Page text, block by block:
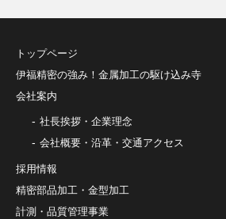
トップページ
伊福精密の強み！金属加工の駆け込み寺
会社案内
社長挨拶・企業理念
会社概要・沿革・交通アクセス
採用情報
精密部品加工・金型加工
計測・品質管理事業